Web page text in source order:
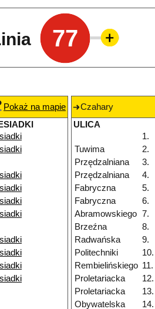
77
Pokaż na mapie
Czahary
ULICA
1.
Tuwima
2.
Przędzalniana
3.
Przędzalniana
4.
Fabryczna
5.
Fabryczna
6.
Abramowskiego 7.
Brzeźna
8.
Radwańska
9.
Politechniki
10.
Rembielińskiego 11.
Proletariacka
12.
Proletariacka
13.
Obywatelska
14.